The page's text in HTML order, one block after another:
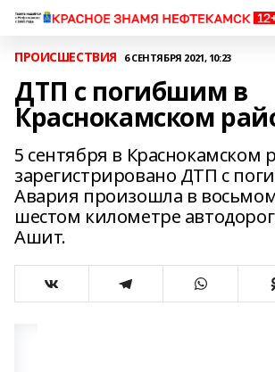
ПРОИСШЕСТВИЯ 6 СЕНТЯБРЯ 2021, 10:23
ДТП с погибшим в
Краснокамском
5 сентября в Краснокамском
зарегистрировано ДТП с
Авария произошла в восьмом
шестом километре
Ашит.